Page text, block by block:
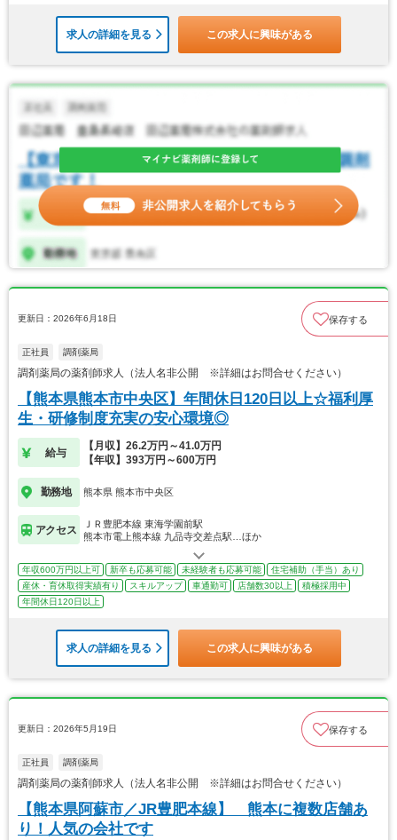
求人の詳細を見る この求人に興味がある
更新日：2026年6月18日 保存する
正社員 調剤薬局
調剤薬局の薬剤師求人（法人名非公開 ※詳細はお問合せください）
【熊本県熊本市中央区】年間休日120日以上☆福利厚
生・研修制度充実の安心環境◎
給与
【月収】26.2万円～41.0万円
【年収】393万円～600万円
勤務地 熊本県 熊本市中央区
アクセス
ＪＲ豊肥本線 東海学園前駅
熊本市電上熊本線 九品寺交差点駅…ほか
年収600万円以上可 新卒も応募可能 未経験者も応募可能
住宅補助（手当）あり
産休・育休取得実績有り
スキルアップ 車通勤可 店舗数30以上
積極採用中
年間休日120日以上
求人の詳細を見る この求人に興味がある
更新日：2026年5月19日 保存する
正社員 調剤薬局
調剤薬局の薬剤師求人（法人名非公開 ※詳細はお問合せください）
【熊本県阿蘇市／JR豊肥本線】 熊本に複数店舗あ
り！人気の会社です